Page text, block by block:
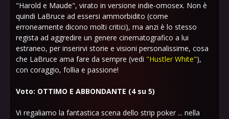
"Harold e Maude", virato in versione indie-omosex. Non è
quindi LaBruce ad essersi ammorbidito (come
erroneamente dicono molti critici), ma anzi è lo stesso
regista ad aggredire un genere cinematografico a lui
estraneo, per inserirvi storie e visioni personalissime, cosa
che LaBruce ama fare da sempre (vedi "Hustler White"),
con coraggio, follia e passione!
Voto: OTTIMO E ABBONDANTE (4 su 5)
Vi regaliamo la fantastica scena dello strip poker ... nella